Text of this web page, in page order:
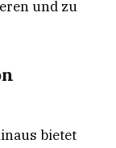
und zu
bietet